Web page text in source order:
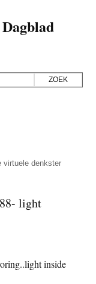
virtuele denkster
light
inside